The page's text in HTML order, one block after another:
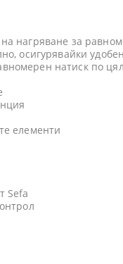
нагряване за
осигурявайки
натиск по
елементи
Sefa